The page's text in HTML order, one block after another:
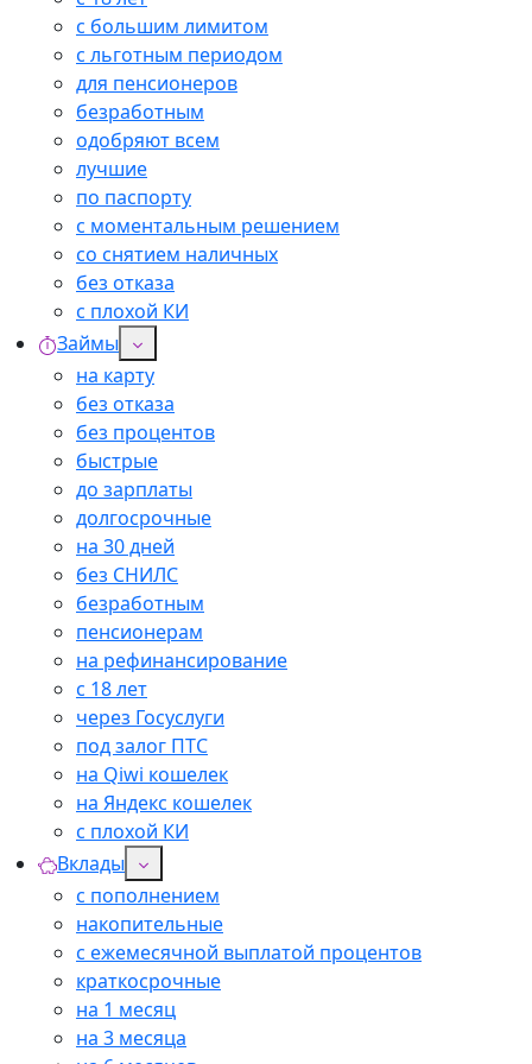
с большим лимитом
с льготным периодом
для пенсионеров
безработным
одобряют всем
лучшие
по паспорту
с моментальным решением
со снятием наличных
без отказа
с плохой КИ
Займы
на карту
без отказа
без процентов
быстрые
до зарплаты
долгосрочные
на 30 дней
без СНИЛС
безработным
пенсионерам
на рефинансирование
с 18 лет
через Госуслуги
под залог ПТС
на Qiwi кошелек
на Яндекс кошелек
с плохой КИ
Вклады
с пополнением
накопительные
с ежемесячной выплатой процентов
краткосрочные
на 1 месяц
на 3 месяца